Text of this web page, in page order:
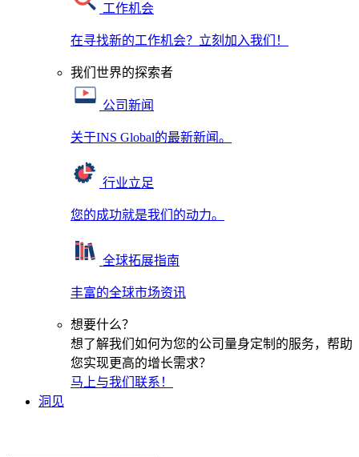
工作机会
在寻找新的工作机会？立刻加入我们！
我们世界的探索者
公司新闻
关于INS Global的最新新闻。
行业立足
您的成功就是我们的动力。
全球拓展指南
丰富的全球市场资讯
想要什么？
想了解我们如何为您的公司量身定制的服务，帮助
您实现更高的增长需求？
马上与我们联系！
洞见